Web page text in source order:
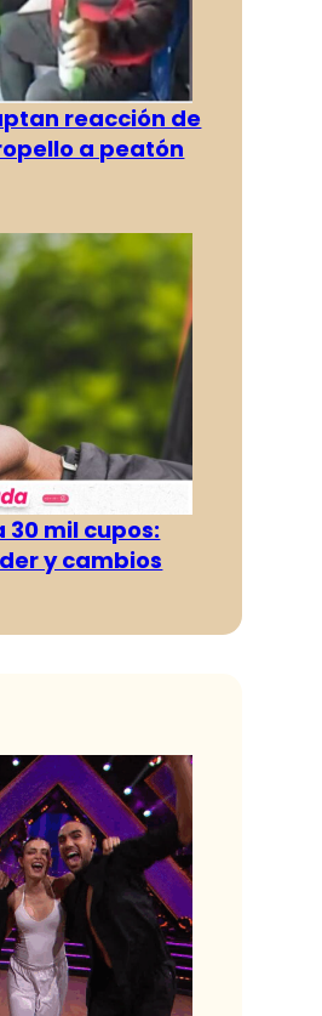
reacción de
a peatón
mil cupos:
y cambios